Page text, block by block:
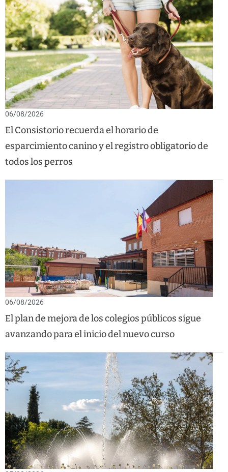
06/08/2026
El Consistorio recuerda el horario de
esparcimiento canino y el registro obligatorio de
todos los perros
06/08/2026
El plan de mejora de los colegios públicos sigue
avanzando para el inicio del nuevo curso